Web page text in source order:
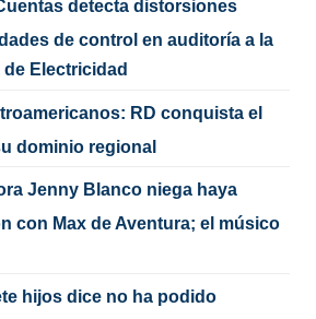
detecta distorsiones
de control en auditoría a la
Electricidad
RD conquista el
dominio regional
Jenny Blanco niega haya
con Max de Aventura; el músico
hijos dice no ha podido